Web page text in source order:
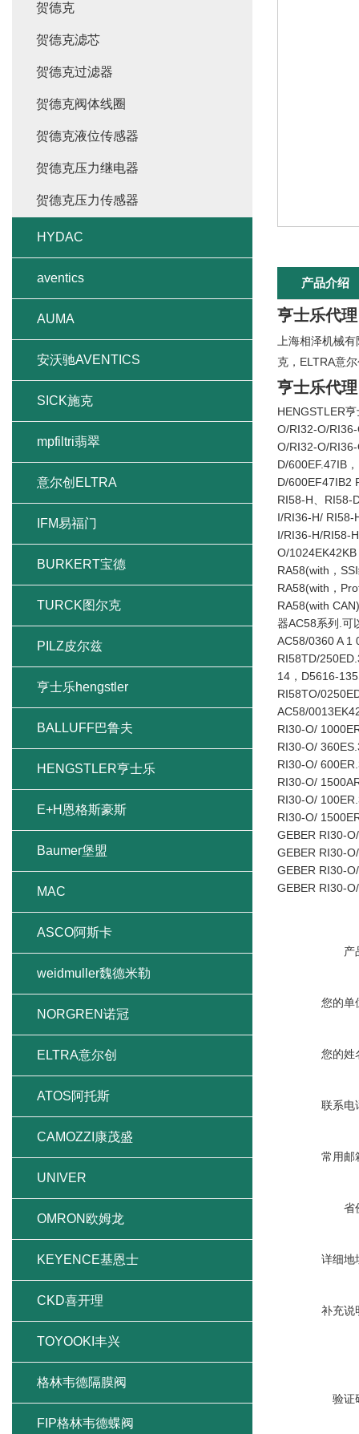
产品介绍
亨士乐代理
上海相泽机械
克，ELTRA意
亨士乐代理
HENGSTLER
O/RI32-O/
O/RI32-O/
D/600EF.47IB
D/600EF47IB2
RI58-H、RI58-
I/RI36-H/ RI58-
I/RI36-H/RI58-
O/
RA58(with，
RA58(with，
RA58(with
器AC58系列.可
AC58/0360 A 1
RI58TD/
14，D5616-
RI58TO/
AC58/
RI30-O/
RI30-O/
RI30-O/
RI30-O/
RI30-O/
RI30-O/
GEBER RI30-
GEBER RI30-
GEBER RI30-
GEBER RI30-
产
您的单
您的姓
联系电
常用邮
省
详细地
补充说
验证
贺德克
贺德克滤芯
贺德克过滤器
贺德克阀体线圈
贺德克液位传感器
贺德克压力继电器
贺德克压力传感器
HYDAC
aventics
AUMA
安沃驰AVENTICS
SICK施克
mpfiltri翡翠
意尔创ELTRA
IFM易福门
BURKERT宝德
TURCK图尔克
PILZ皮尔兹
亨士乐hengstler
BALLUFF巴鲁夫
HENGSTLER亨士乐
E+H恩格斯豪斯
Baumer堡盟
MAC
ASCO阿斯卡
weidmuller魏德米勒
NORGREN诺冠
ELTRA意尔创
ATOS阿托斯
CAMOZZI康茂盛
UNIVER
OMRON欧姆龙
KEYENCE基恩士
CKD喜开理
TOYOOKI丰兴
格林韦德隔膜阀
FIP格林韦德蝶阀